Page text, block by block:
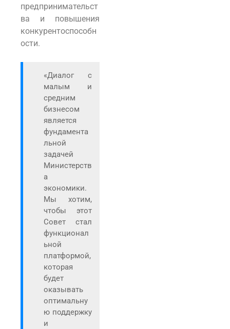
предпринимательст
ва и повышения
конкурентоспособн
ости.
«Диалог с
малым и
средним
бизнесом
является
фундамента
льной
задачей
Министерств
а
экономики.
Мы хотим,
чтобы этот
Совет стал
функционал
ьной
платформой,
которая
будет
оказывать
оптимальну
ю поддержку
и